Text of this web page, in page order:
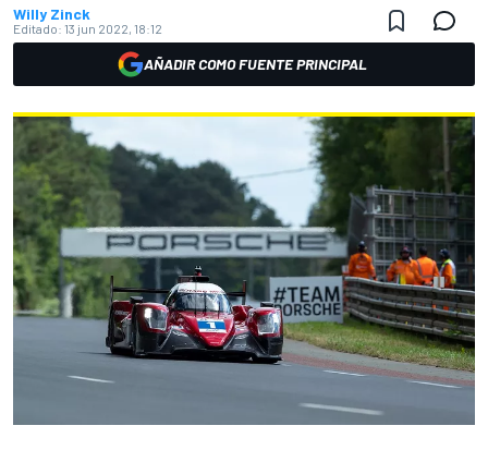
Willy Zinck
Editado: 13 jun 2022, 18:12
AÑADIR COMO FUENTE PRINCIPAL